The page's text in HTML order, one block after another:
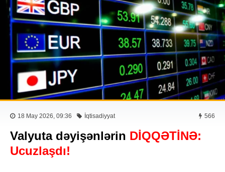
18 May 2026, 09:36 İqtisadiyyat 566
Valyuta dəyişənlərin DİQQƏTİNƏ:
Ucuzlaşdı!